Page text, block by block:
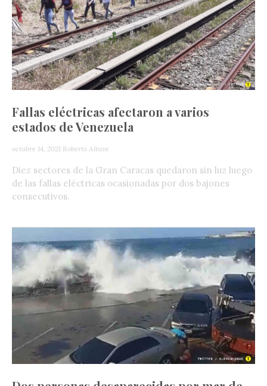
Fallas eléctricas afectaron a varios
estados de Venezuela
octubre 14, 2021 Roberto Altuve
Diez sectores de la Gran Caracas quedaron sin luz luego
de las fallas eléctricas ocasionadas por dos bajones
consecutivos.